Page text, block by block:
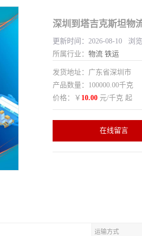
深圳到塔吉克斯坦物
更新时间：2026-08-10 浏
所属行业： 物流 铁运
发货地址：广东省深圳市
产品数量：100000.00千克
价格：￥ 10.00 元/千克 起
在线留言
运输方式